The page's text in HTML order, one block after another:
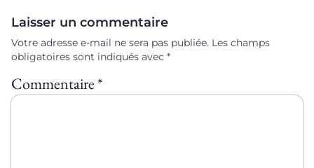
Laisser un commentaire
Votre adresse e-mail ne sera pas publiée. Les champs
obligatoires sont indiqués avec *
Commentaire*